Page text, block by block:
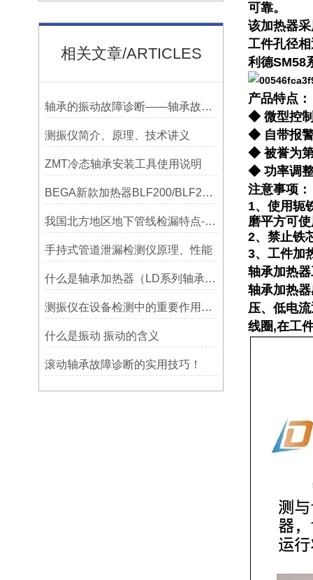
相关文章/ARTICLES
轴承的振动故障诊断——轴承故障检测仪
测振仪简介、原理、技术讲义
ZMT冷态轴承安装工具使用说明
BEGA新款加热器BLF200/BLF201/BLF202参数选型表
我国北方地区地下管线检漏特点-宁波利德仪器
手持式管道泄漏检测仪原理、性能
什么是轴承加热器（LD系列轴承加热器）-宁波利德仪器
测振仪在设备检测中的重要作用之简析
什么是振动 振动的含义
滚动轴承故障诊断的实用技巧！
可靠。
该加热器
工件孔径
利德SM58
产品特点：
◆ 微型控
◆ 自带报
◆ 被誉为
◆ 功率调
注意事项：
1、使用轭
磨平方可
2、禁止铁
3、工件加
轴承加热
轴承加热
压、低电
线圈,在工